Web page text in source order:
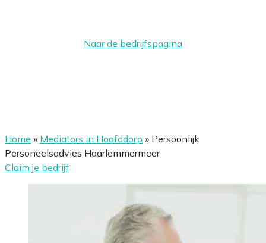
Naar de bedrijfspagina
Home » Mediators in Hoofddorp » Persoonlijk
Personeelsadvies Haarlemmermeer
Claim je bedrijf